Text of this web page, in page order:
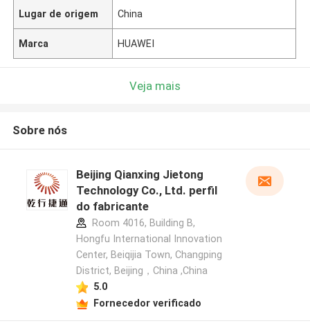
Lugar de origem China
Marca HUAWEI
Veja mais
Sobre nós
Beijing Qianxing Jietong
Technology Co., Ltd. perfil
do fabricante
Room 4016, Building B,
Hongfu International Innovation
Center, Beiqijia Town, Changping
District, Beijing，China ,China
5.0
Fornecedor verificado